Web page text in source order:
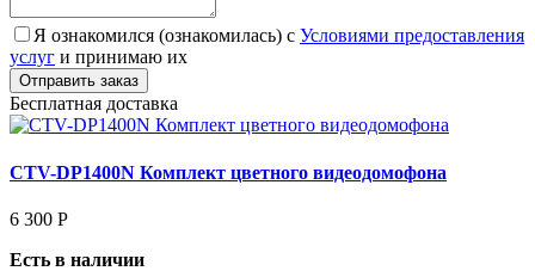
Я ознакомился (ознакомилась) с Условиями предоставления
услуг и принимаю их
Бесплатная доставка
CTV-DP1400N Комплект цветного видеодомофона
6 300 Р
Есть в наличии